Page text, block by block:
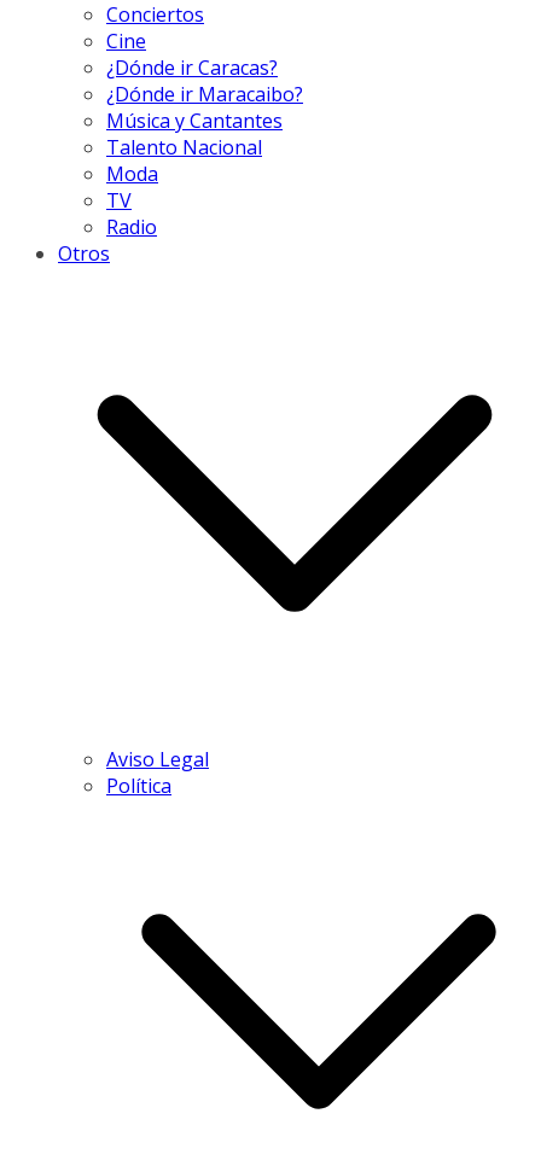
Conciertos
Cine
¿Dónde ir Caracas?
¿Dónde ir Maracaibo?
Música y Cantantes
Talento Nacional
Moda
TV
Radio
Otros
Aviso Legal
Política